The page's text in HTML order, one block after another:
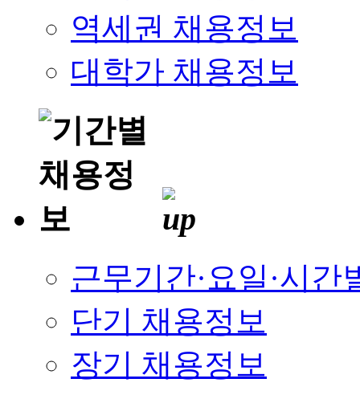
역세권 채용정보
대학가 채용정보
근무기간·요일·시간
단기 채용정보
장기 채용정보